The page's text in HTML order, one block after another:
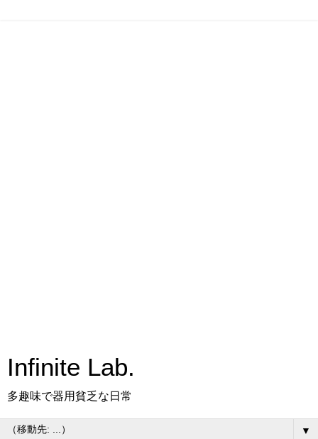
Infinite Lab.
多趣味で器用貧乏な日常
▼